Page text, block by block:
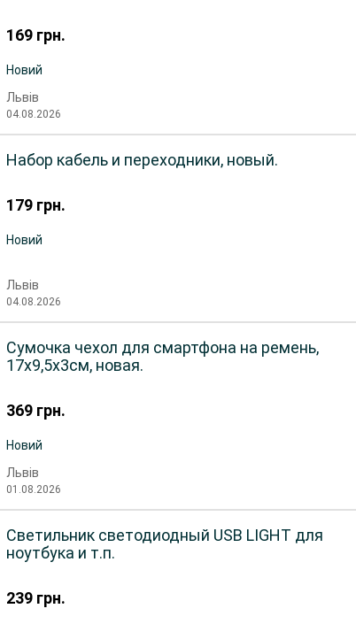
169 грн.
Новий
Львів
04.08.2026
179 грн.
Набор кабель и переходники, новый.
Новий
Львів
04.08.2026
369 грн.
Сумочка чехол для смартфона на ремень,
17х9,5х3см, новая.
Новий
Львів
01.08.2026
239 грн.
Светильник светодиодный USB LIGHT для
ноутбука и т.п.